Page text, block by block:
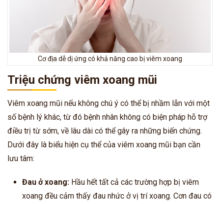
Cơ địa dễ dị ứng có khả năng cao bị viêm xoang
Triệu chứng viêm xoang mũi
Viêm xoang mũi nếu không chú ý có thể bị nhầm lẫn với một
số bệnh lý khác, từ đó bệnh nhân không có biện pháp hỗ trợ
điều trị từ sớm, về lâu dài có thể gây ra những biến chứng.
Dưới đây là biểu hiện cụ thể của viêm xoang mũi bạn cần
lưu tâm:
Đau ở xoang: Hầu hết tất cả các trường hợp bị viêm
xoang đều cảm thấy đau nhức ở vị trí xoang. Cơn đau có